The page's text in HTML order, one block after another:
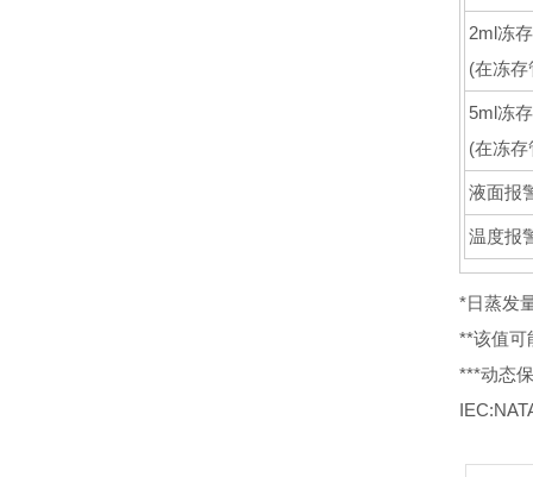
2ml冻
(在冻
5ml冻
(在冻
液面报
温度报
*日蒸发
**该值可
***动态